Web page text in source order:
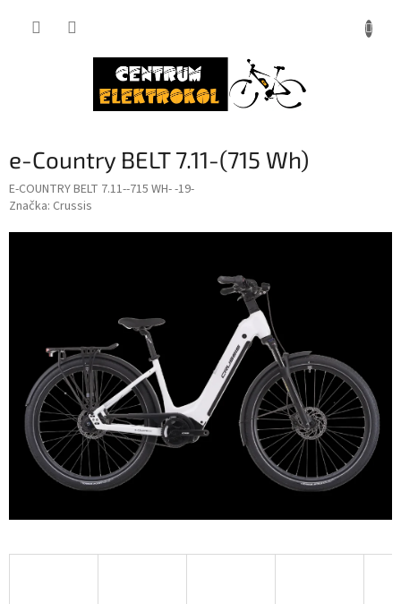
e-Country BELT 7.11-(715 Wh)
E-COUNTRY BELT 7.11--715 WH- -19-
Značka: Crussis